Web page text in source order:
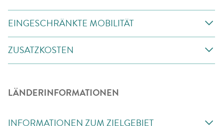
EINGESCHRÄNKTE MOBILITÄT
ZUSATZKOSTEN
LÄNDERINFORMATIONEN
INFORMATIONEN ZUM ZIELGEBIET